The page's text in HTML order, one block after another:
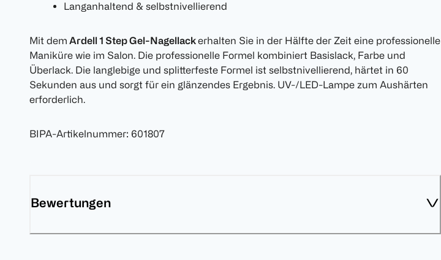
Langanhaltend & selbstnivellierend
Mit dem Ardell 1 Step Gel-Nagellackerhalten Sie in der Hälfte der Zeit eine professionelle
Maniküre wie im Salon. Die professionelle Formel kombiniert Basislack, Farbe und
Überlack. Die langlebige und splitterfeste Formel ist selbstnivellierend, härtet in 60
Sekunden aus und sorgt für ein glänzendes Ergebnis. UV-/LED-Lampe zum Aushärten
erforderlich.
BIPA-Artikelnummer: 601807
Bewertungen